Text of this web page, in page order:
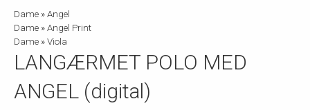
Dame »Angel
Dame »Angel Print
Dame »Viola
LANGÆRMET POLO MED
ANGEL (digital)